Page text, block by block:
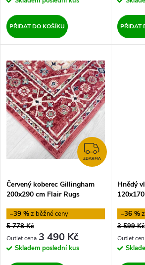
u
k
t
ů
d
u
k
t
ů
PŘIDAT DO KOŠÍKU PŘIDAT
ZDARMA
ZDARMA
Červený koberec Gillingham
200x290 cm Flair Rugs
–39 %
5 778 Kč
3 490 Kč
Skladem poslední kus
Hnědý
–36 %
3 599 Kč